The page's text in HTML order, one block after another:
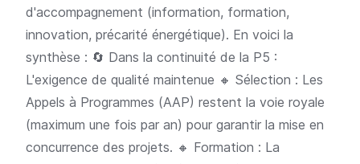
d'accompagnement (information, formation,
innovation, précarité énergétique). En voici la
synthèse : 🔄 Dans la continuité de la P5 :
L'exigence de qualité maintenue 🔸 Sélection : Les
Appels à Programmes (AAP) restent la voie royale
(maximum une fois par an) pour garantir la mise en
concurrence des projets. 🔸 Formation : La